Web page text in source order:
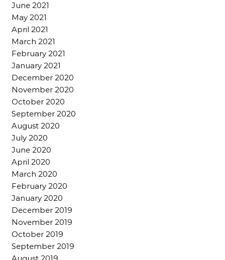
June 2021
May 2021
April 2021
March 2021
February 2021
January 2021
December 2020
November 2020
October 2020
September 2020
August 2020
July 2020
June 2020
April 2020
March 2020
February 2020
January 2020
December 2019
November 2019
October 2019
September 2019